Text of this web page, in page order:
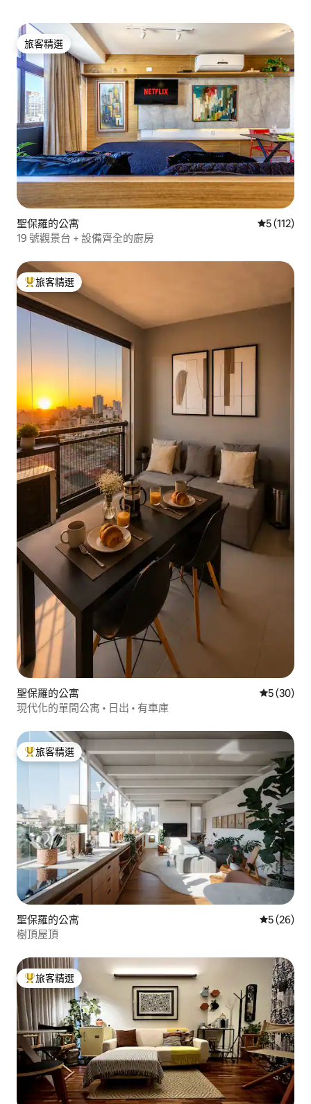
旅客精選
旅客精選
聖保羅的公寓 從 112 則
5 (112)
19 號觀景台 + 設備齊全的廚房
旅客精選榜首
旅客精選
聖保羅的公寓 從 30 則評
5 (30)
現代化的單間公寓 • 日出 • 有車庫
旅客精選榜首
旅客精選
聖保羅的公寓 從 26 則評
5 (26)
樹頂屋頂
旅客精選榜首
旅客精選